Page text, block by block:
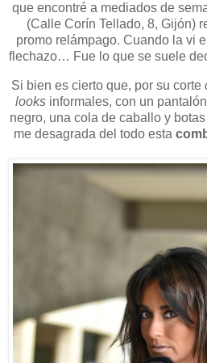
que encontré a mediados de
(Calle Corín Tellado, 8, Gijón)
promo relámpago. Cuando la vi
flechazo… Fue lo que se suele
Si bien es cierto que, por su corte
looksinformales, con un pantalón
negro, una cola de caballo y
me desagrada del todo esta